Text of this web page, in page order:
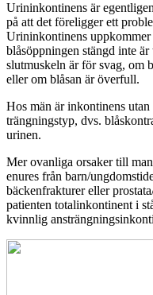
Urininkontinens är
på att det föreligger ett
Urininkontinens
blåsöppningen stängd inte
slutmuskeln är för svag, om
eller om blåsan är överfull.
Hos män är inkontinens
trängningstyp, dvs.
urinen.
Mer ovanliga orsaker till
enures från barn/
bäckenfrakturer eller
patienten totalinkontinent i
kvinnlig